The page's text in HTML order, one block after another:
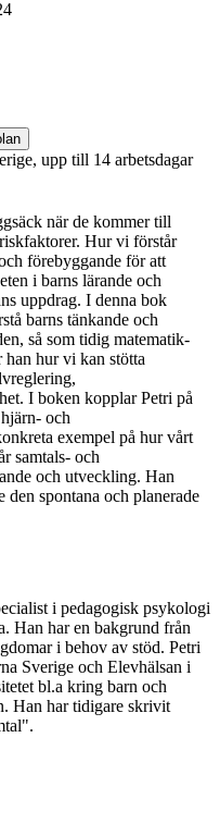
upp till 14 arbetsdagar
när de kommer till
Hur vi förstår
förebyggande för att
i barns lärande och
uppdrag. I denna bok
barns tänkande och
så som tidig matematik-
hur vi kan stötta
I boken kopplar Petri på
och
exempel på hur vårt
samtals- och
och utveckling. Han
den spontana och planerade
i pedagogisk psykologi
Han har en bakgrund från
i behov av stöd. Petri
Sverige och Elevhälsan i
bl.a kring barn och
Han har tidigare skrivit